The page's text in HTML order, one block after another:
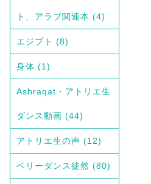
ト、アラブ関連本 (4)
エジプト (8)
身体 (1)
Ashraqat・アトリエ生
ダンス動画 (44)
アトリエ生の声 (12)
ベリーダンス徒然 (80)